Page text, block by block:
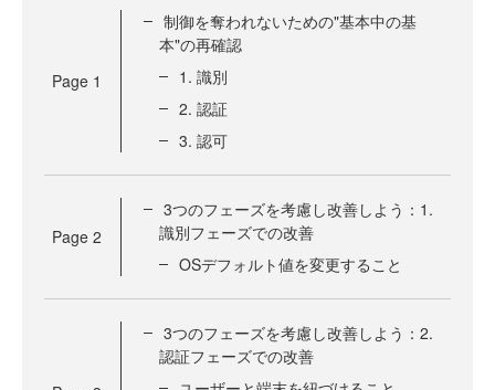
Page 1
制御を奪われないための"基本中の基
本"の再確認
1. 識別
2. 認証
3. 認可
Page 2
3つのフェーズを考慮し改善しよう：1.
識別フェーズでの改善
OSデフォルト値を変更すること
3つのフェーズを考慮し改善しよう：2.
認証フェーズでの改善